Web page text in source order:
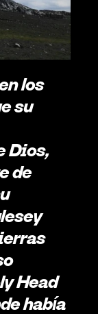
los
su
Dios,
de
Head
había